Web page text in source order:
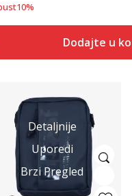
10%
Dodajte u
Detaljnije
Uporedi
Brzi Pregled